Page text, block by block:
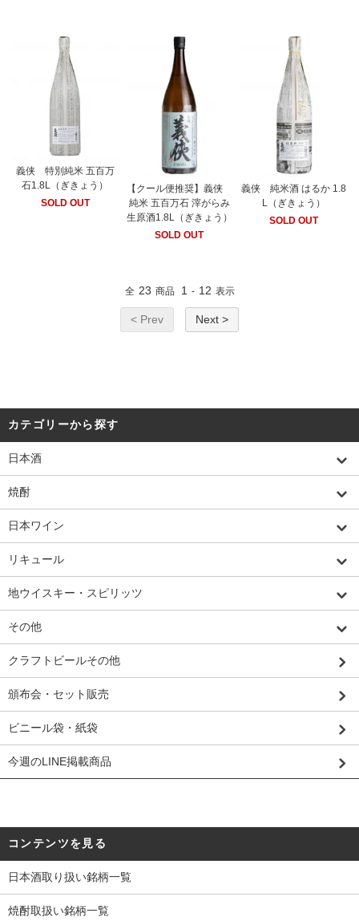
義侠 特別純米 五百万
石1.8L（ぎきょう）
SOLD OUT
【クール便推奨】義侠
純米 五百万石 滓がらみ
生原酒1.8L（ぎきょう）
SOLD OUT
義侠 純米酒 はるか 1.8
L（ぎきょう）
SOLD OUT
全 23 商品 1 - 12 表示
< Prev Next >
カテゴリーから探す
日本酒
焼酎
日本ワイン
リキュール
地ウイスキー・スピリッツ
その他
クラフトビールその他
頒布会・セット販売
ビニール袋・紙袋
今週のLINE掲載商品
コンテンツを見る
日本酒取り扱い銘柄一覧
焼酎取扱い銘柄一覧